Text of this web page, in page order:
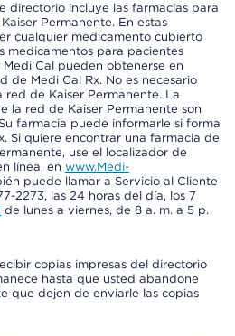
directorio incluye las farmacias para
Permanente. En estas
cualquier medicamento cubierto
medicamentos para pacientes
Cal pueden obtenerse en
de Medi Cal Rx. No es necesario
de Kaiser Permanente. La
la red de Kaiser Permanente son
farmacia puede informarle si forma
Si quiere encontrar una farmacia de
use el localizador de
línea, en www.Medi-
puede llamar a Servicio al Cliente
2273, las 24 horas del día, los 7
de lunes a viernes, de 8 a. m. a 5 p.
copias impresas del directorio
hasta que usted abandone
que dejen de enviarle las copias